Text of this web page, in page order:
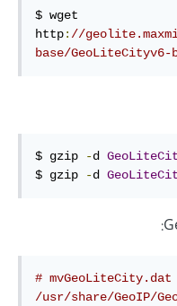
$
http: //
base/GeoLiteCityv6-
$ gzip -d
$ gzip
-d
# mvGeoLiteCity.dat
/usr/share/GeoIP/